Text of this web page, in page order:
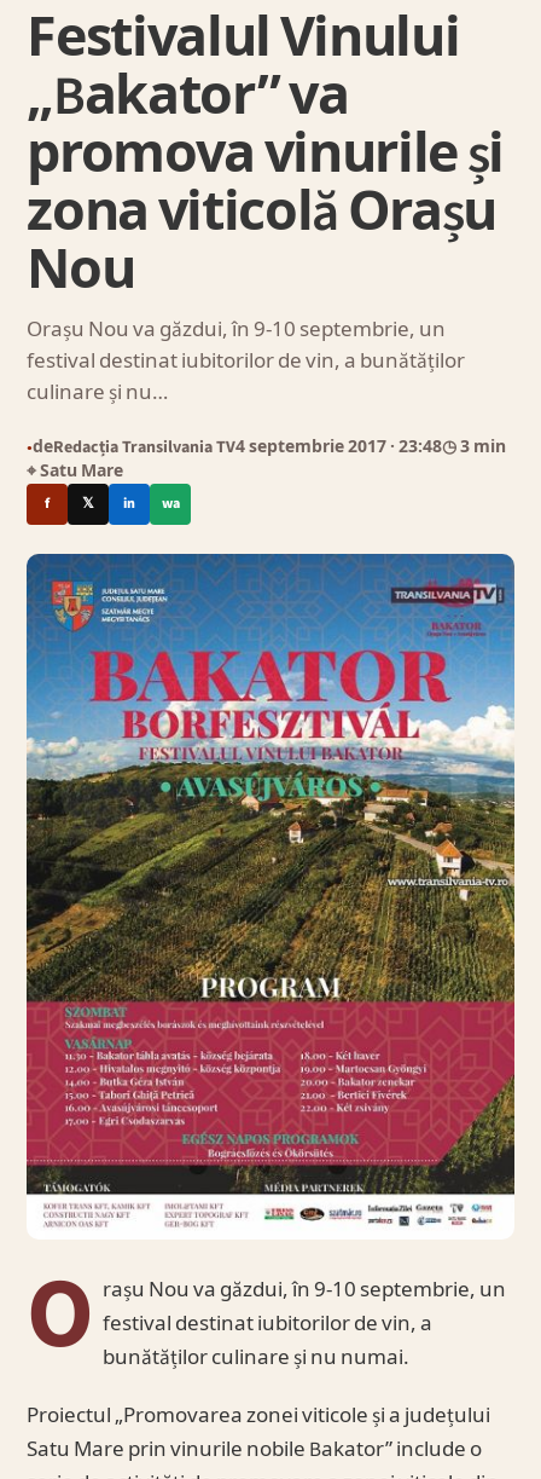
Festivalul Vinului
„Bakator” va
promova vinurile și
zona viticolă Orașu
Nou
Orașu Nou va găzdui, în 9-10 septembrie, un
festival destinat iubitorilor de vin, a bunătăților
culinare și nu…
●deRedacția Transilvania TV4 septembrie 2017 · 23:48◷ 3 min
⌖ Satu Mare
f 𝕏 in wa
O rașu Nou va găzdui, în 9-10 septembrie, un
festival destinat iubitorilor de vin, a
bunătăților culinare și nu numai.
Proiectul „Promovarea zonei viticole și a județului
Satu Mare prin vinurile nobile Bakator” include o